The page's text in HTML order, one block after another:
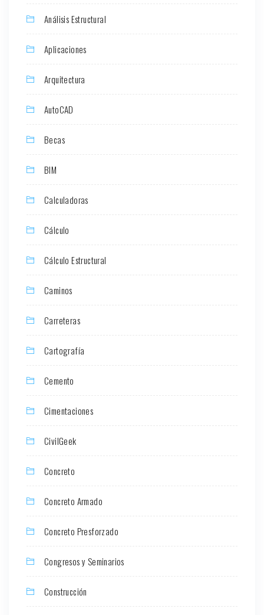
Análisis Estructural
Aplicaciones
Arquitectura
AutoCAD
Becas
BIM
Calculadoras
Cálculo
Cálculo Estructural
Caminos
Carreteras
Cartografía
Cemento
Cimentaciones
CivilGeek
Concreto
Concreto Armado
Concreto Presforzado
Congresos y Seminarios
Construcción